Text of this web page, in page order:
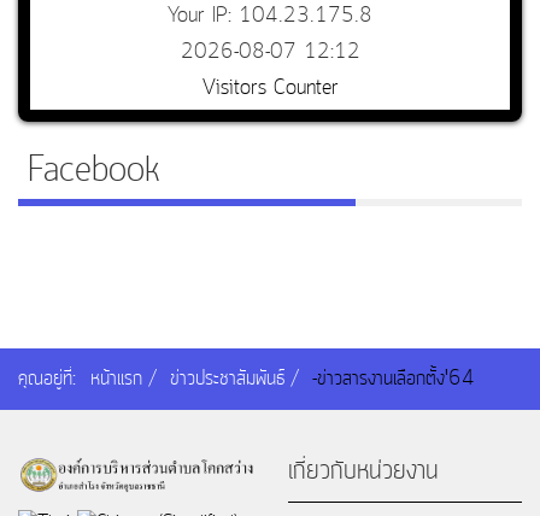
Your IP: 104.23.175.8
2026-08-07 12:12
Visitors Counter
Facebook
คุณอยู่ที่: หน้าแรก ข่าวประชาสัมพันธ์ -ข่าวสารงานเลือกตั้ง'64
เกี่ยวกับหน่วยงาน